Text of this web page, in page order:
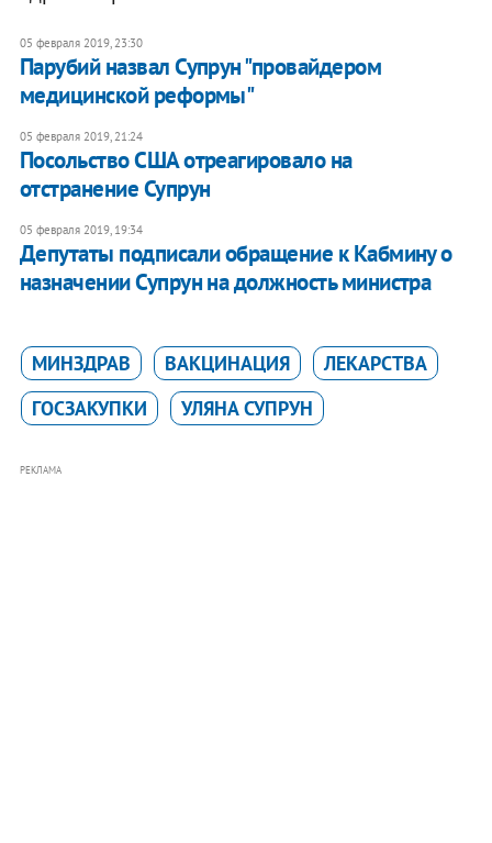
05 февраля 2019, 23:30
Парубий назвал Супрун "провайдером
медицинской реформы"
05 февраля 2019, 21:24
Посольство США отреагировало на
отстранение Супрун
05 февраля 2019, 19:34
Депутаты подписали обращение к Кабмину о
назначении Супрун на должность министра
МИНЗДРАВ ВАКЦИНАЦИЯ
ЛЕКАРСТВА
ГОСЗАКУПКИ
УЛЯНА СУПРУН
РЕКЛАМА